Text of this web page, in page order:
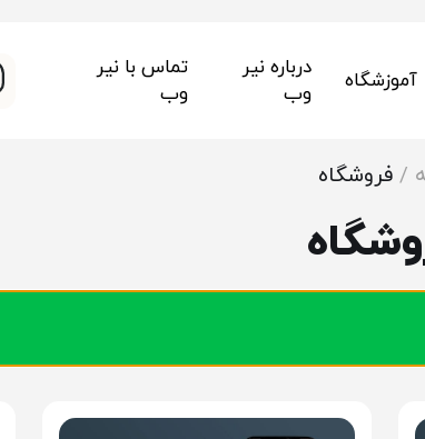
آموزشگاه
درباره نیر
وب
تماس با نیر
وب
/فروشگاه